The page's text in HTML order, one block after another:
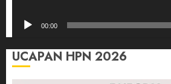
00:00
UCAPAN HPN 2026